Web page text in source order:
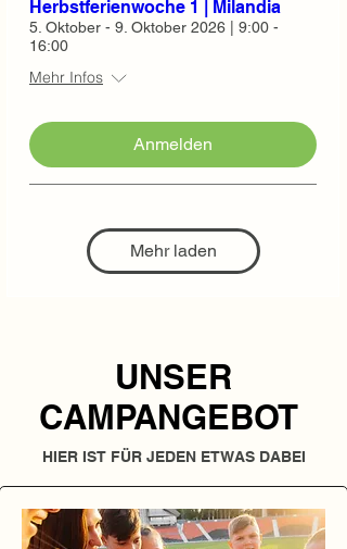
Herbstferienwoche 1 | Milandia
5. Oktober - 9. Oktober 2026 | 9:00 -
16:00
Mehr Infos
Anmelden
Mehr laden
UNSER
CAMPANGEBOT
HIER IST FÜR JEDEN ETWAS DABEI